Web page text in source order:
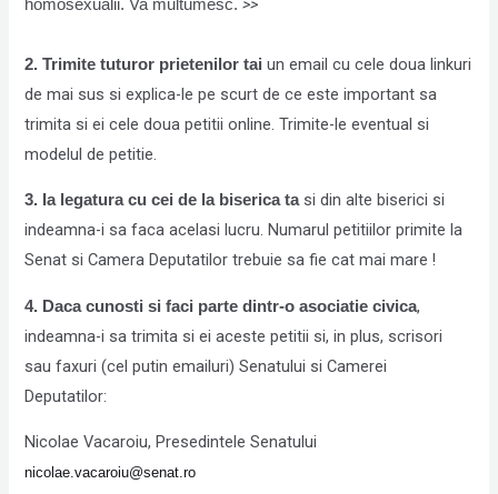
homosexualii. Va multumesc.
2. Trimite tuturor prietenilor tai un email cu cele doua linkuri
de mai sus si explica-le pe scurt de ce este important sa
trimita si ei cele doua petitii online. Trimite-le eventual si
modelul de petitie.
3. Ia legatura cu cei de la biserica tasi din alte biserici si
indeamna-i sa faca acelasi lucru. Numarul petitiilor primite la
Senat si Camera Deputatilor trebuie sa fie cat mai mare !
4. Daca cunosti si faci parte dintr-o asociatie civica,
indeamna-i sa trimita si ei aceste petitii si, in plus, scrisori
sau faxuri (cel putin emailuri) Senatului si Camerei
Deputatilor:
Nicolae Vacaroiu, Presedintele Senatului
nicolae.vacaroiu@senat.ro